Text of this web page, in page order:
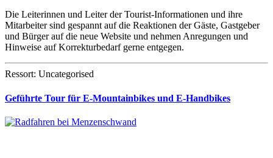
Die Leiterinnen und Leiter der Tourist-Informationen und ihre
Mitarbeiter sind gespannt auf die Reaktionen der Gäste, Gastgeber
und Bürger auf die neue Website und nehmen Anregungen und
Hinweise auf Korrekturbedarf gerne entgegen.
Ressort: Uncategorised
Geführte Tour für E-Mountainbikes und E-Handbikes